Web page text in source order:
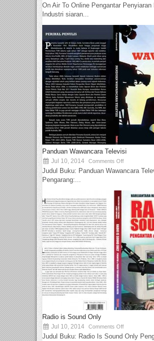
On Air To Online Pengantar Penyiaran
Industri siaran...
Panduan Wawancara Televisi
Jul 10, 2014 Comments Off
Judul Buku: Panduan Wawancara
Pengarang:...
Radio is Sound Only
Jul 10, 2014 Comments Off
Judul Buku: Radio Is Sound Only